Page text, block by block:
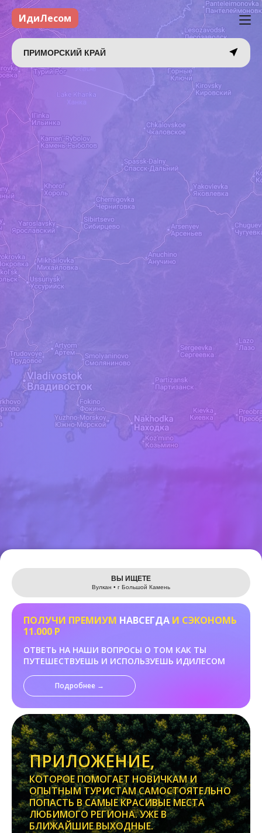
Leaflet
ИдиЛесом
ПРИМОРСКИЙ КРАЙ
ВЫ ИЩЕТЕ
Вулкан • г Большой Камень
ПОЛУЧИ ПРЕМИУМ НАВСЕГДА И СЭКОНОМЬ
11.000 Р
ОТВЕТЬ НА НАШИ ВОПРОСЫ О ТОМ КАК ТЫ
ПУТЕШЕСТВУЕШЬ И ИСПОЛЬЗУЕШЬ ИДИЛЕСОМ
Подробнее →
ПРИЛОЖЕНИЕ,
КОТОРОЕ ПОМОГАЕТ НОВИЧКАМ И
ОПЫТНЫМ ТУРИСТАМ САМОСТОЯТЕЛЬНО
ПОПАСТЬ В САМЫЕ КРАСИВЫЕ МЕСТА
ЛЮБИМОГО РЕГИОНА. УЖЕ В
БЛИЖАЙШИЕ ВЫХОДНЫЕ.